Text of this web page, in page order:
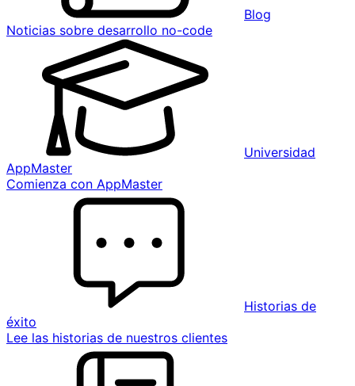
Blog
Noticias sobre desarrollo no-code
Universidad
AppMaster
Comienza con AppMaster
Historias de
éxito
Lee las historias de nuestros clientes